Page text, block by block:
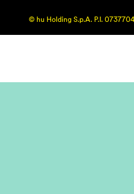
© hu Holding S.p.A. P.I.